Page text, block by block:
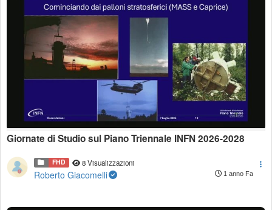
Giornate di Studio sul Piano Triennale INFN 2026-2028
FHD 8 Visualizzazioni
Roberto Giacomelli 1 anno Fa